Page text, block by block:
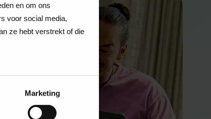
en om ons
voor social media,
ze hebt verstrekt of die
Marketing